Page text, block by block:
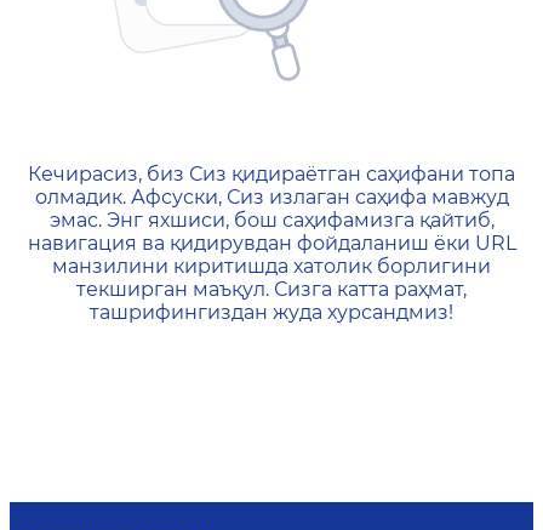
404 — Страница не
Кечирасиз, биз Сиз қидираётган саҳифани топа
олмадик. Афсуски, Сиз излаган саҳифа мавжуд
эмас. Энг яхшиси, бош саҳифамизга қайтиб,
навигация ва қидирувдан фойдаланиш ёки URL
манзилини киритишда хатолик борлигини
текширган маъқул. Сизга катта раҳмат,
ташрифингиздан жуда хурсандмиз!